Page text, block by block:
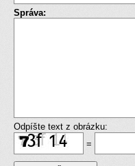
Správa:
Odpíšte text z obrázku:
=